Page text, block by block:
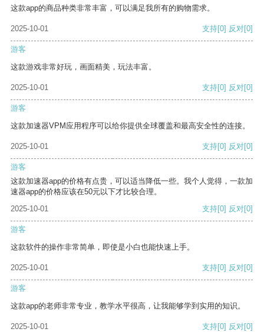
这款app的商品种类非常丰富，可以满足我所有的购物需求。
2025-10-01 支持[0] 反对[0]
游客
这款游戏非常好玩，画面精美，玩法丰富。
2025-10-01 支持[0] 反对[0]
游客
这款加速器VPM应用程序可以给你提供全球覆盖和最高安全性的连接。
2025-10-01 支持[0] 反对[0]
游客
这款加速器app的价格有点贵，可以适当降低一些。我个人觉得，一款加
速器app的价格应该在50元以下才比较合理。
2025-10-01
支持[0] 反对[0]
游客
这款软件的操作非常简单，即使是小白也能快速上手。
2025-10-01 支持[0] 反对[0]
游客
这款app的老师非常专业，教学水平很高，让我能够学到实用的知识。
2025-10-01 支持[0] 反对[0]